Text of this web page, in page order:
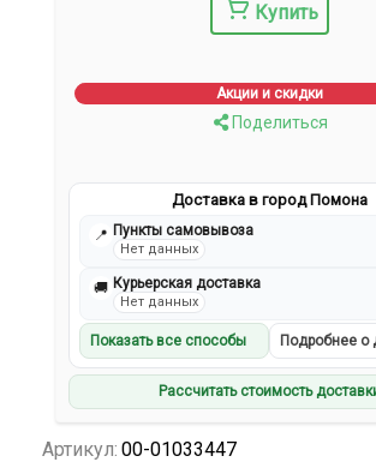
Купить
Акции и скидки
Поделиться
Доставка в город Помона
📍 Пункты самовывоза
Нет данных
🚚 Курьерская доставка
Нет данных
Показать все способы Подробнее о
Рассчитать стоимость
Артикул: 00-01033447